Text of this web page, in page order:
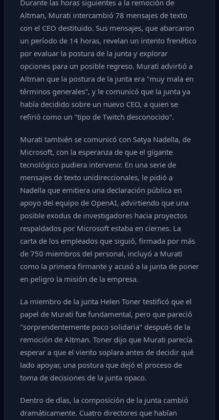
Durante las horas siguientes a la remoción de
Altman, Murati intercambió 78 mensajes de texto
con el CEO destituido. Sus mensajes, que abarcaron
un período de 14 horas, revelan un intento frenético
por evaluar la postura de la junta y explorar
opciones para un posible regreso. Murati advirtió a
Altman que la postura de la junta era "muy mala en
términos generales", y le comunicó que la junta ya
había decidido sobre un nuevo CEO, a quien se
refirió como un "tipo de Twitch desconocido".
Murati también se comunicó con Satya Nadella, de
Microsoft, con la esperanza de que el gigante
tecnológico pudiera intervenir. En una serie de
mensajes de texto unidireccionales, le pidió a
Nadella que emitiera una declaración pública en
apoyo del equipo de OpenAI, advirtiendo que una
posible exodus de investigadores hacia proyectos
respaldados por Microsoft estaba en ciernes. La
carta de los empleados que siguió, firmada por más
de 750 miembros del personal, incluyó a Murati
como la primera firmante y acusó a la junta de poner
en peligro la misión de la empresa.
La miembro de la junta Helen Toner testificó que el
papel de Murati fue fundamental, pero que pareció
"sorprendentemente poco solidaria" después de la
remoción de Altman. Toner dijo que Murati parecía
esperar a que el viento soplara antes de decidir qué
lado apoyar, una postura que dejó el proceso de
toma de decisiones de la junta opaco.
Dentro de días, la composición de la junta cambió
dramáticamente. Cuatro directores que habían